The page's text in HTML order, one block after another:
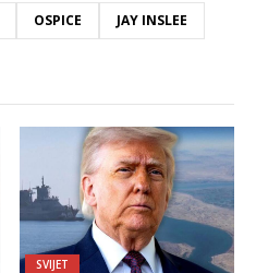
OSPICE JAY INSLEE
SVIJET